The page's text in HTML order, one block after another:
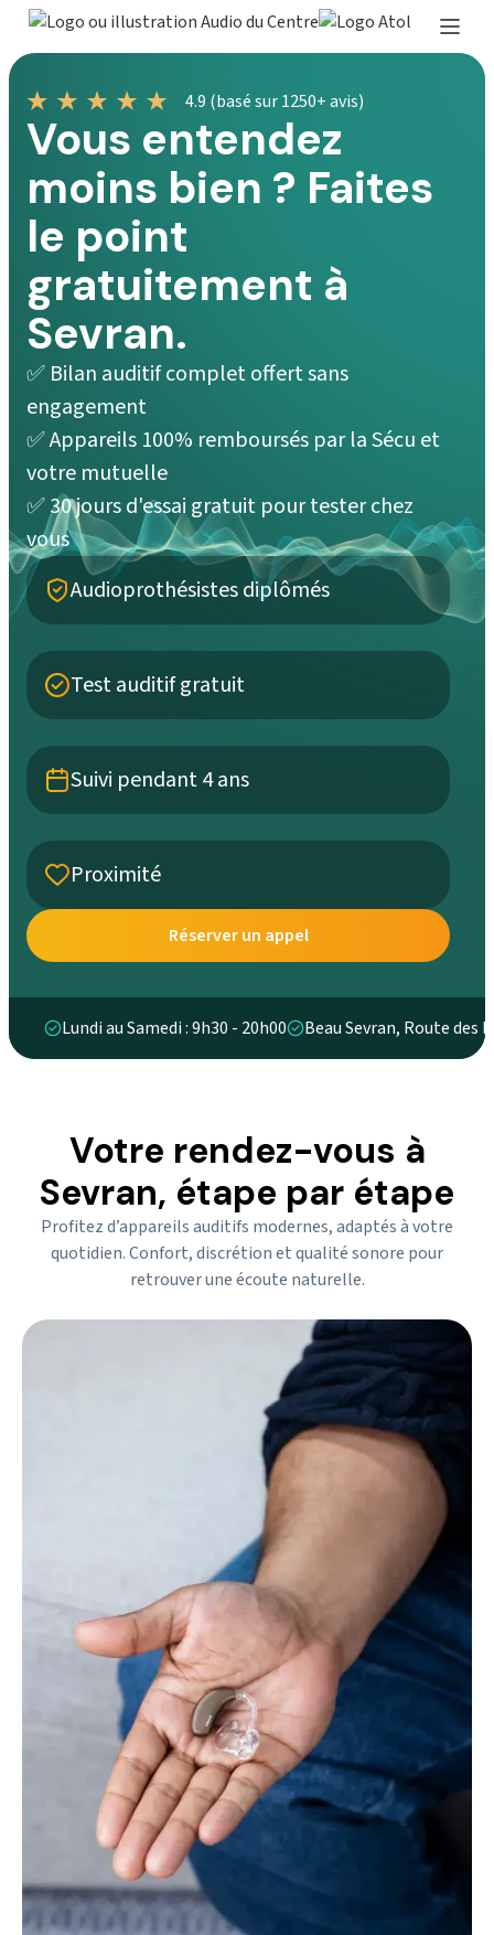
4.9 (basé sur 1250+ avis)
Vous entendez
moins bien ? Faites
le point
gratuitement à
Sevran.
✅ Bilan auditif complet offert sans
engagement
✅ Appareils 100% remboursés par la Sécu et
votre mutuelle
✅ 30 jours d'essai gratuit pour tester chez
vous
Audioprothésistes diplômés
Test auditif gratuit
Suivi pendant 4 ans
Proximité
Réserver un appel
Lundi au Samedi : 9h30 - 20h00 Beau Sevran, Route des
Votre rendez-vous à
Sevran, étape par étape
Profitez d’appareils auditifs modernes, adaptés à votre
quotidien. Confort, discrétion et qualité sonore pour
retrouver une écoute naturelle.